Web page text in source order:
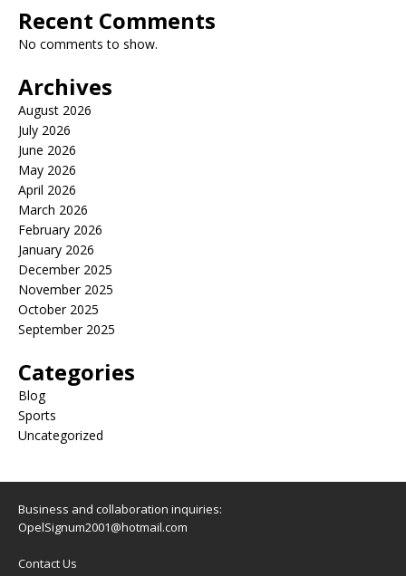
Recent Comments
No comments to show.
Archives
August 2026
July 2026
June 2026
May 2026
April 2026
March 2026
February 2026
January 2026
December 2025
November 2025
October 2025
September 2025
Categories
Blog
Sports
Uncategorized
Business and collaboration inquiries:
OpelSignum2001@hotmail.com
Contact Us